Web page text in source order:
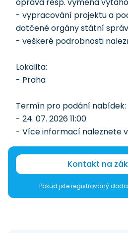
- vypracování projektu a
dotčené orgány státní
- veškeré podrobnosti
Lokalita:
- Praha
Termín pro podání nabídek:
- 24. 07. 2026 11:00
- Více informací naleznete
Kontakt na
Pokud jste registrovaný